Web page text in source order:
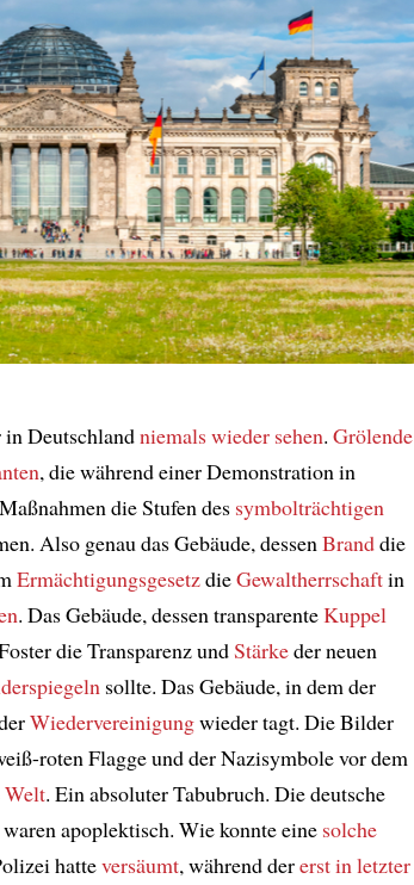
Deutschlandniemals wieder sehen. Grölende
, die während einer Demonstration in
die Stufen des symbolträchtigen
Also genau das Gebäude, dessenBranddie
ErmächtigungsgesetzdieGewaltherrschaftin
. Das Gebäude, dessen transparenteKuppel
die Transparenz undStärkeder neuen
sollte. Das Gebäude, in dem der
Wiedervereinigungwieder tagt. Die Bilder
roten Flagge und der Nazisymbole vor dem
Welt. Ein absoluter Tabubruch. Die deutsche
waren apoplektisch. Wie konnte eine solche
hatteversäumt, während dererst in letzter